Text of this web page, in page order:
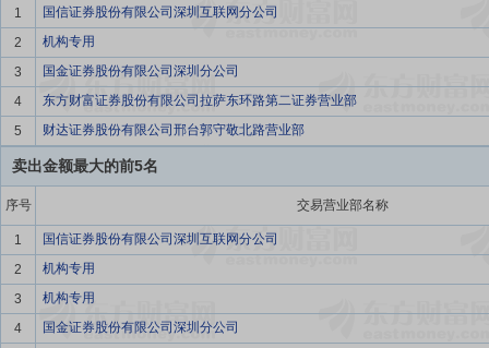
1
国信证券股份有限公司深圳互联网分公司
2
机构专用
3
国金证券股份有限公司深圳分公司
4
东方财富证券股份有限公司拉萨东环路第二证券营业部
5
财达证券股份有限公司邢台郭守敬北路营业部
卖出金额最大的前5名
序号 交易营业部名称
1
国信证券股份有限公司深圳互联网分公司
2
机构专用
3
机构专用
4
国金证券股份有限公司深圳分公司